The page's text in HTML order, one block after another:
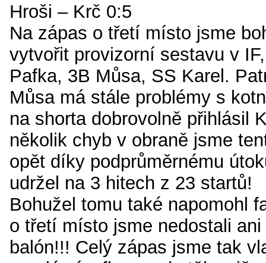
Hroši – Krč 0:5
Na zápas o třetí místo jsme
vytvořit provizorní sestavu v
Pafka, 3B Můsa, SS Karel.
Můsa má stále problémy s
na shorta dobrovolně přihlásil
několik chyb v obraně jsme
opět díky podprůměrnému
udržel na 3 hitech z 23 startů!
Bohužel tomu také napomohl
o třetí místo jsme nedostali
balón!!! Celý zápas jsme tak